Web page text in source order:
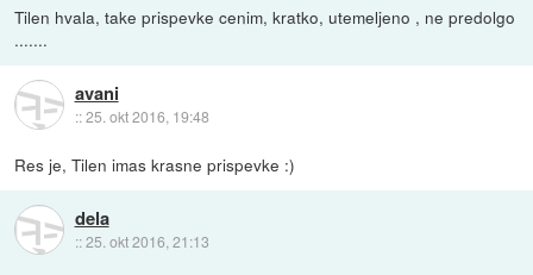
Tilen hvala, take prispevke cenim, kratko, utemeljeno , ne predolgo
.......
avani
::25. okt 2016, 19:48
Res je, Tilen imas krasne prispevke :)
dela
::25. okt 2016, 21:13